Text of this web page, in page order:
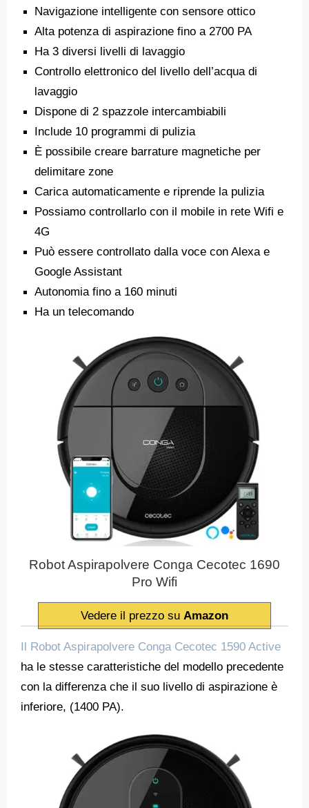
Navigazione intelligente con sensore ottico
Alta potenza di aspirazione fino a 2700 PA
Ha 3 diversi livelli di lavaggio
Controllo elettronico del livello dell’acqua di
lavaggio
Dispone di 2 spazzole intercambiabili
Include 10 programmi di pulizia
È possibile creare barrature magnetiche per
delimitare zone
Carica automaticamente e riprende la pulizia
Possiamo controllarlo con il mobile in rete Wifi e
4G
Può essere controllato dalla voce con Alexa e
Google Assistant
Autonomia fino a 160 minuti
Ha un telecomando
Robot Aspirapolvere Conga Cecotec 1690
Pro Wifi
Vedere il prezzo su Amazon
Il Robot Aspirapolvere Conga Cecotec 1590 Active
ha le stesse caratteristiche del modello precedente
con la differenza che il suo livello di aspirazione è
inferiore, (1400 PA).